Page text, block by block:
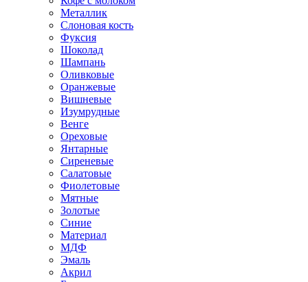
Металлик
Слоновая кость
Фуксия
Шоколад
Шампань
Оливковые
Оранжевые
Вишневые
Изумрудные
Венге
Ореховые
Янтарные
Сиреневые
Салатовые
Фиолетовые
Мятные
Золотые
Синие
Материал
МДФ
Эмаль
Акрил